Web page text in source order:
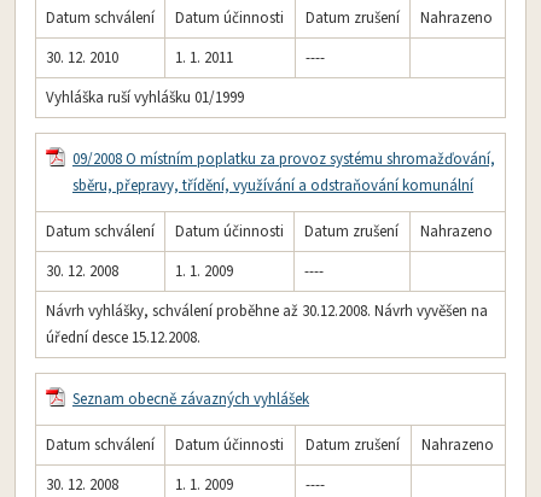
Datum schválení Datum účinnosti Datum zrušení
Nahrazeno
30. 12. 2010
1. 1. 2011
----
Vyhláška ruší vyhlášku 01/1999
09/2008 O místním poplatku za provoz systému shromažďování,
sběru, přepravy, třídění, využívání a odstraňování komunální
Datum schválení Datum účinnosti Datum zrušení
Nahrazeno
30. 12. 2008
1. 1. 2009
----
Návrh vyhlášky, schválení proběhne až 30.12.2008. Návrh vyvěšen na
úřední desce 15.12.2008.
Seznam obecně závazných vyhlášek
Datum schválení Datum účinnosti Datum zrušení
Nahrazeno
30. 12. 2008
1. 1. 2009 ----